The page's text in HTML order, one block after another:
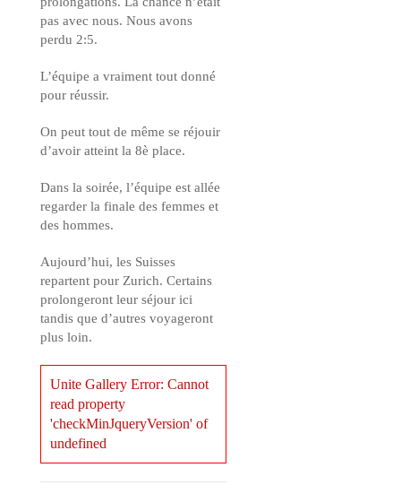
pas avec nous. Nous avons
perdu 2:5.
L’équipe a vraiment tout donné
pour réussir.
On peut tout de même se réjouir
d’avoir atteint la 8è place.
Dans la soirée, l’équipe est allée
regarder la finale des femmes et
des hommes.
Aujourd’hui, les Suisses
repartent pour Zurich. Certains
prolongeront leur séjour ici
tandis que d’autres voyageront
plus loin.
Unite Gallery Error: Cannot
read property
'checkMinJqueryVersion' of
undefined